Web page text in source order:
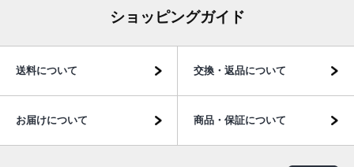
ショッピングガイド
送料について 交換・返品について
お届けについて 商品・保証について